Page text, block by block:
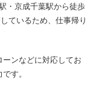
・京成千葉駅から徒歩
ているため、仕事帰り
ンなどに対応してお
す。